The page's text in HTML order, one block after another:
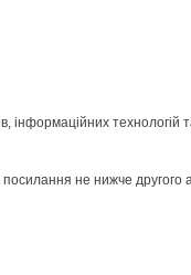
інформаційних технологій
не нижче другого